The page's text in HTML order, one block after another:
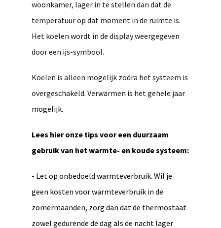
woonkamer, lager in te stellen dan dat de
temperatuur op dat moment in de ruimte is.
Het koelen wordt in de display weergegeven
door een ijs-symbool.
Koelen is alleen mogelijk zodra het systeem is
overgeschakeld. Verwarmen is het gehele jaar
mogelijk.
Lees hier onze tips voor een duurzaam
gebruik van het warmte- en koude systeem:
- Let op onbedoeld warmteverbruik. Wil je
geen kosten voor warmteverbruik in de
zomermaanden, zorg dan dat de thermostaat
zowel gedurende de dag als de nacht lager